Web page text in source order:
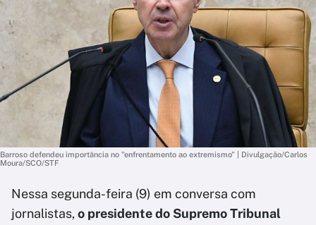
Barroso defendeu importância no "enfrentamento ao extremismo" | Divulgação/Carlos
Moura/SCO/STF
Nessa segunda-feira (9) em conversa com
jornalistas, o presidente do Supremo Tribunal